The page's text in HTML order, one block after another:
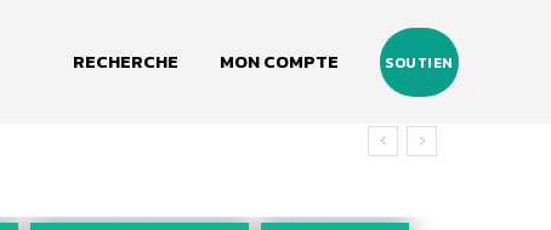
RECHERCHE MON COMPTE SOUTIEN